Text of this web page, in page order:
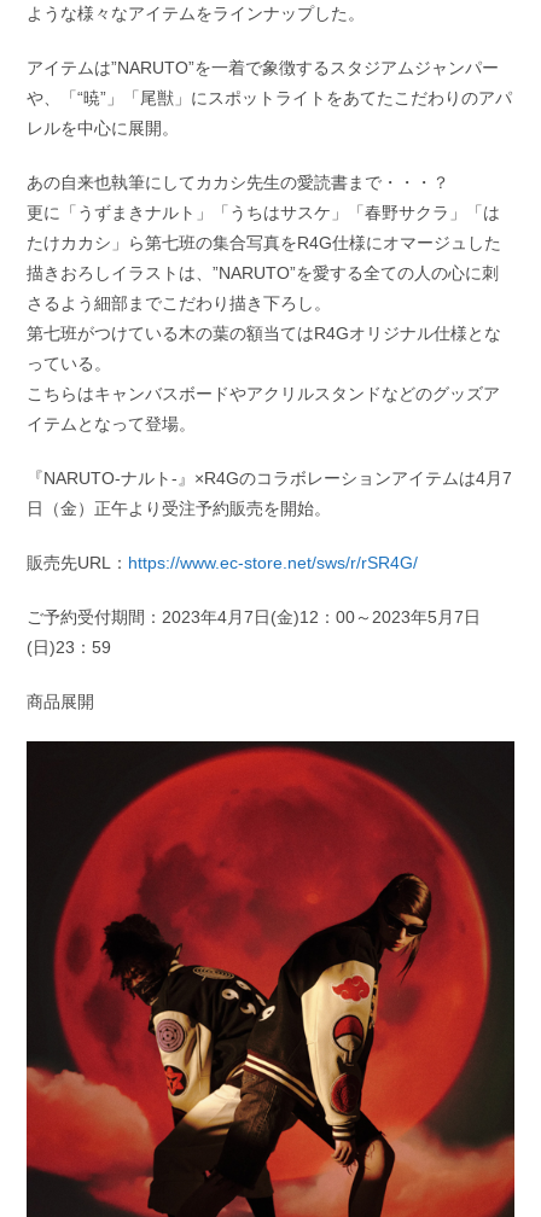
ような様々なアイテムをラインナップした。
アイテムは”NARUTO”を一着で象徴するスタジアムジャンパー
や、「“暁”」「尾獣」にスポットライトをあてたこだわりのアパ
レルを中心に展開。
あの自来也執筆にしてカカシ先生の愛読書まで・・・？
更に「うずまきナルト」「うちはサスケ」「春野サクラ」「は
たけカカシ」ら第七班の集合写真をR4G仕様にオマージュした
描きおろしイラストは、”NARUTO”を愛する全ての人の心に刺
さるよう細部までこだわり描き下ろし。
第七班がつけている木の葉の額当てはR4Gオリジナル仕様とな
っている。
こちらはキャンバスボードやアクリルスタンドなどのグッズア
イテムとなって登場。
『NARUTO-ナルト-』×R4Gのコラボレーションアイテムは4月7
日（金）正午より受注予約販売を開始。
販売先URL： https://www.ec-store.net/sws/r/rSR4G/
ご予約受付期間：2023年4月7日(金)12：00～2023年5月7日
(日)23：59
商品展開